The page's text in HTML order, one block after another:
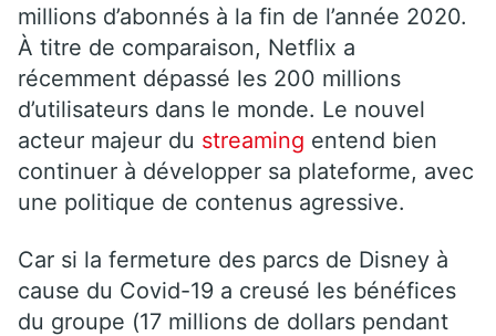
millions d’abonnés à la fin de l’année 2020.
À titre de comparaison, Netflix a
récemment dépassé les 200 millions
d’utilisateurs dans le monde. Le nouvel
acteur majeur du streaming entend bien
continuer à développer sa plateforme, avec
une politique de contenus agressive.
Car si la fermeture des parcs de Disney à
cause du Covid-19 a creusé les bénéfices
du groupe (17 millions de dollars pendant